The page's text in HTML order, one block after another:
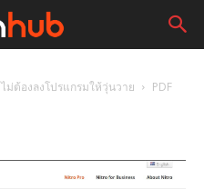
ม่ต้องลงโปรแกรมให้วุ่นวาย
PDF